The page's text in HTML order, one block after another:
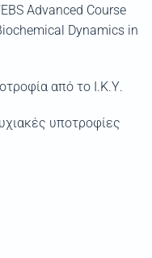
Advanced Course
emical Dynamics in
α από το Ι.Κ.Υ.
υποτροφίες